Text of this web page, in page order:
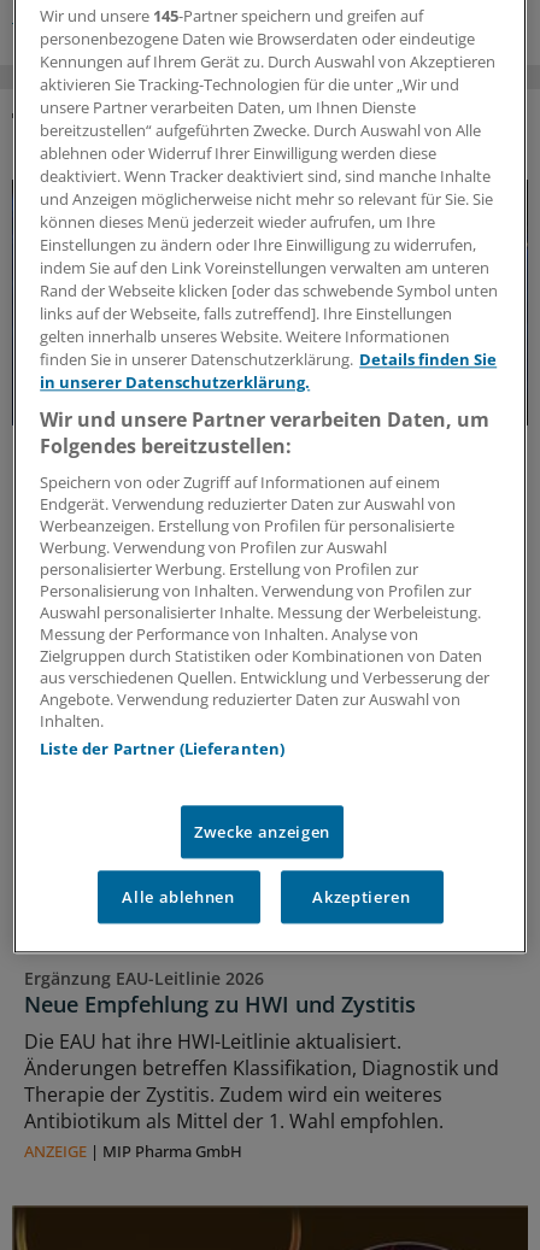
MRE Immunologie
DAS KÖNNTE SIE AUCH INTERESSIEREN
Forschungs-Update
Neue Antibiotika-Studie entschlüsselt
besonderen Wirkmechanismus
Für die Langzeitprophylaxe von Harnwegsinfektionen
sind geringe Resistenzraten und gute Verträglichkeit
entscheidend. Eine neue Studie zeigt, warum dieses
Antibiotikum beides erfüllt.
ANZEIGE|MIP Pharma GmbH
Ergänzung EAU-Leitlinie 2026
Neue Empfehlung zu HWI und Zystitis
Die EAU hat ihre HWI-Leitlinie aktualisiert.
Änderungen betreffen Klassifikation, Diagnostik und
Therapie der Zystitis. Zudem wird ein weiteres
Antibiotikum als Mittel der 1. Wahl empfohlen.
ANZEIGE | MIP Pharma GmbH
Wir und unsere 145-Partner speichern und greifen auf
personenbezogene Daten wie Browserdaten oder eindeutige
Kennungen auf Ihrem Gerät zu. Durch Auswahl von Akzeptieren
aktivieren Sie Tracking-Technologien für die unter „Wir und
unsere Partner verarbeiten Daten, um Ihnen Dienste
bereitzustellen“ aufgeführten Zwecke. Durch Auswahl von Alle
ablehnen oder Widerruf Ihrer Einwilligung werden diese
deaktiviert. Wenn Tracker deaktiviert sind, sind manche Inhalte
und Anzeigen möglicherweise nicht mehr so relevant für Sie. Sie
können dieses Menü jederzeit wieder aufrufen, um Ihre
Einstellungen zu ändern oder Ihre Einwilligung zu widerrufen,
indem Sie auf den Link Voreinstellungen verwalten am unteren
Rand der Webseite klicken [oder das schwebende Symbol unten
links auf der Webseite, falls zutreffend]. Ihre Einstellungen
gelten innerhalb unseres Website. Weitere Informationen
finden Sie in unserer Datenschutzerklärung. Details finden Sie
in unserer Datenschutzerklärung.
Wir und unsere Partner verarbeiten Daten, um
Folgendes bereitzustellen:
Speichern von oder Zugriff auf Informationen auf einem
Endgerät. Verwendung reduzierter Daten zur Auswahl von
Werbeanzeigen. Erstellung von Profilen für personalisierte
Werbung. Verwendung von Profilen zur Auswahl
personalisierter Werbung. Erstellung von Profilen zur
Personalisierung von Inhalten. Verwendung von Profilen zur
Auswahl personalisierter Inhalte. Messung der Werbeleistung.
Messung der Performance von Inhalten. Analyse von
Zielgruppen durch Statistiken oder Kombinationen von Daten
aus verschiedenen Quellen. Entwicklung und Verbesserung der
Angebote. Verwendung reduzierter Daten zur Auswahl von
Inhalten.
Liste der Partner (Lieferanten)
Zwecke anzeigen
Alle ablehnen Akzeptieren